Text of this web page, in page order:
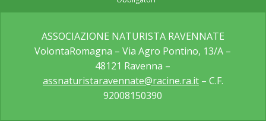
ASSOCIAZIONE NATURISTA RAVENNATE
VolontaRomagna – Via Agro Pontino, 13/A –
48121 Ravenna –
assnaturistaravennate@racine.ra.it– C.F.
92008150390